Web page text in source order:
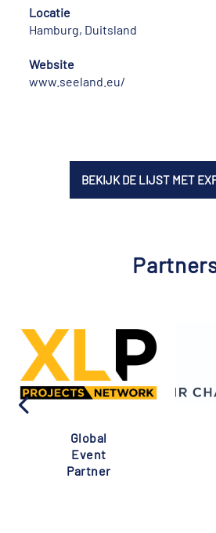
Locatie
Hamburg, Duitsland
Website
www.seeland.eu/
BEKIJK DE LIJST MET
Global
Event
Partner